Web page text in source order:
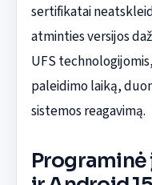
sertifikatai
atminties versijos
UFS
paleidimo laiką,
sistemos reagavimą.
Programinė